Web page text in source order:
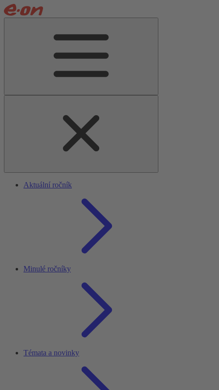
Aktuální ročník
Minulé ročníky
Témata a novinky